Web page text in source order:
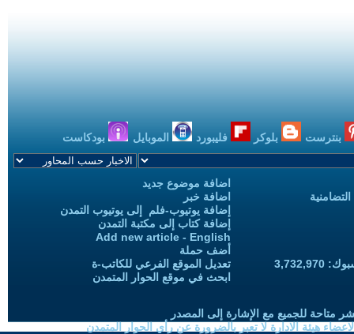
بنترست بلوكر فليبورد الموبايل بودكاست
اضافة موضوع جديد
اضافة خبر
إضافة يوتيوب-فلم إلى يوتيوب التمدن
إضافة كتاب إلى مكتبة التمدن
Add new article - English
أضف حملة
تعديل الموقع الفرعي للكاتب-ة
ابحث في موقع الحوار المتمدن
متاحة للجميع مع الإشارة إلى المصدر
هيئة الادارة لا تعبر بالضرورة عن رأي الحوار المتمدن